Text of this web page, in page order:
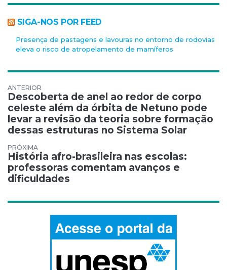
SIGA-NOS POR FEED
Presença de pastagens e lavouras no entorno de rodovias
eleva o risco de atropelamento de mamíferos
Navegação de Post
Descoberta de anel ao redor de corpo
celeste além da órbita de Netuno pode
levar a revisão da teoria sobre formação
dessas estruturas no Sistema Solar
História afro-brasileira nas escolas:
professoras comentam avanços e
dificuldades